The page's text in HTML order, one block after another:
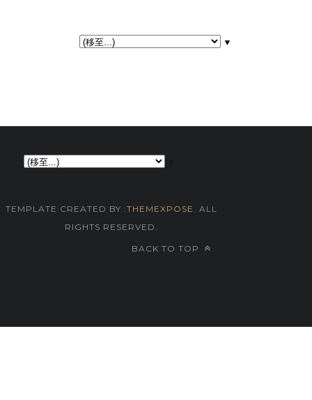
▼
TEMPLATE CREATED BY :THEMEXPOSE . ALL
RIGHTS RESERVED.
BACK TO TOP